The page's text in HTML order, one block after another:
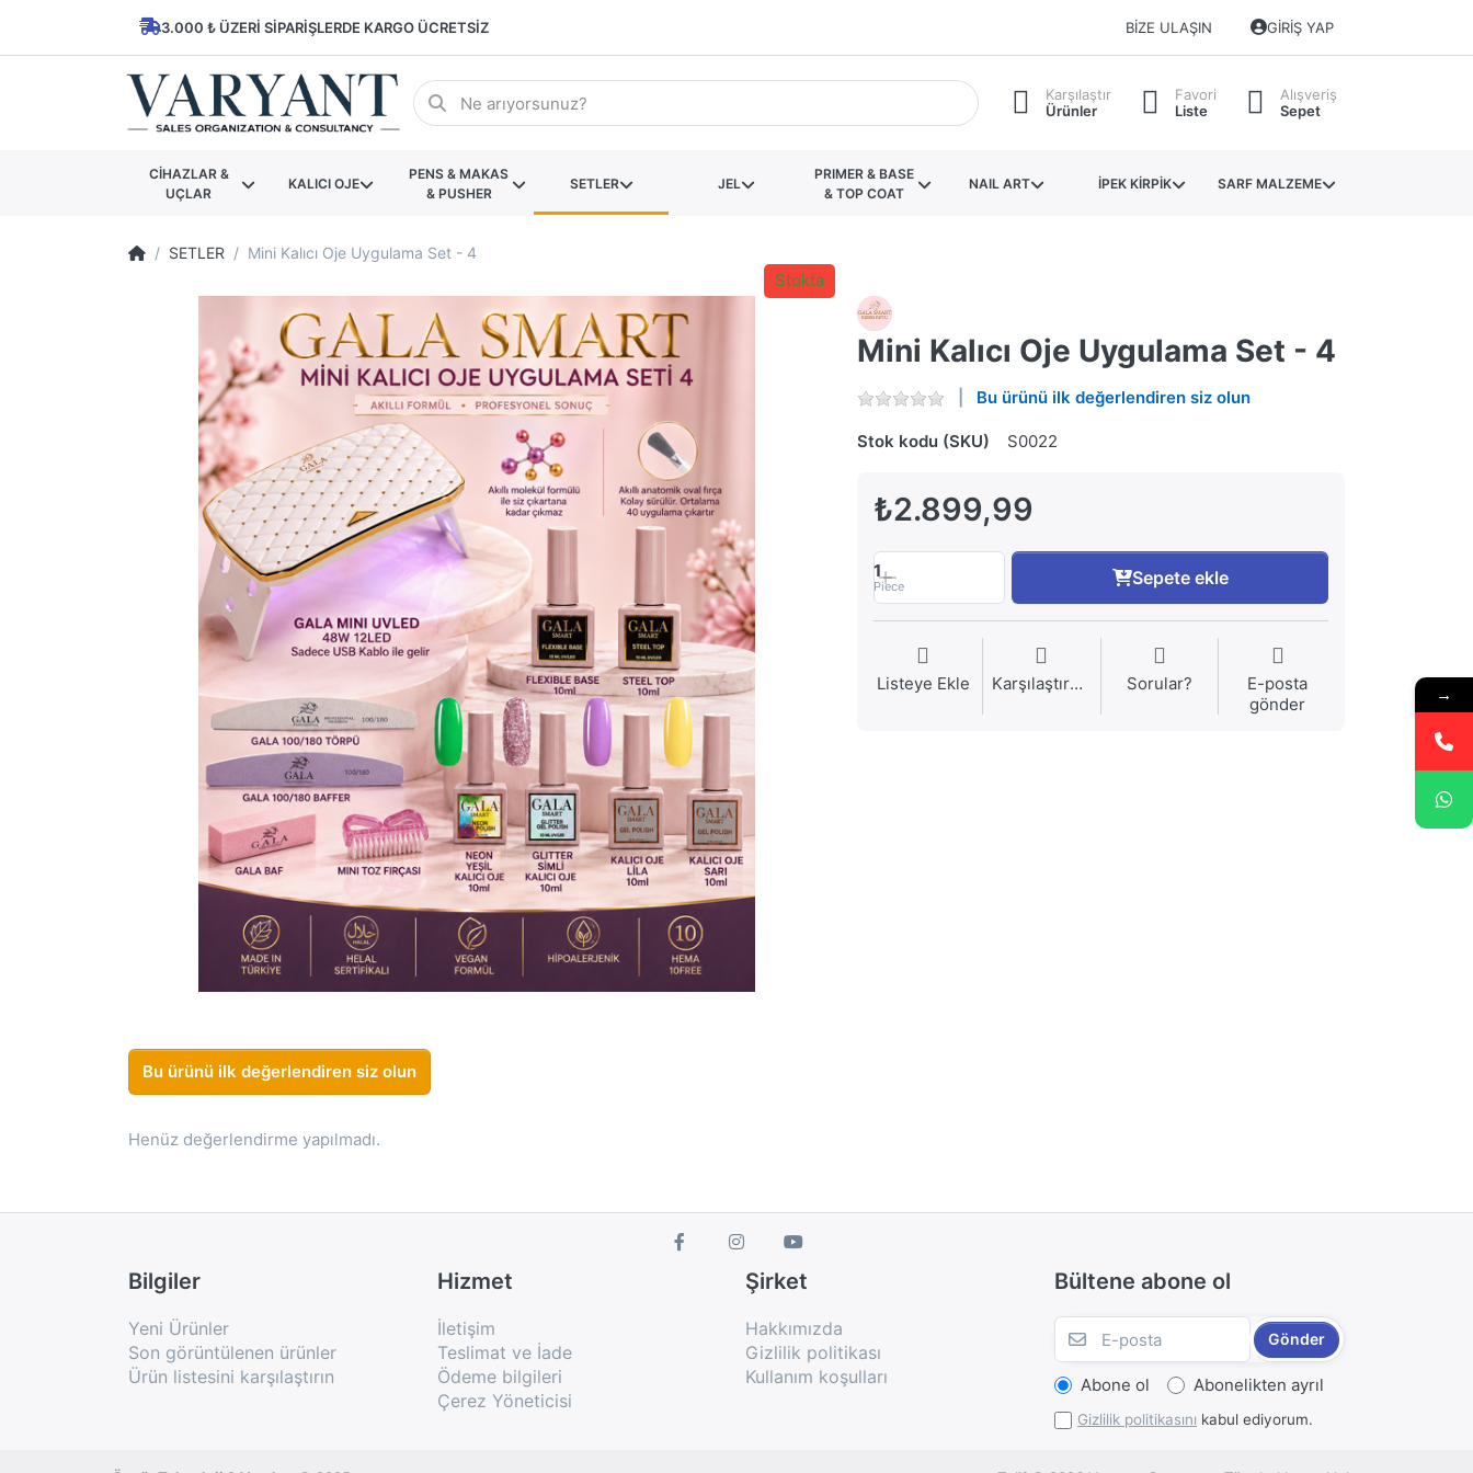
3.000 ₺ ÜZERI SIPARIŞLERDE KARGO ÜCRETSIZ BIZE ULAŞIN GIRIŞ YAP
Karşılaştır
Ürünler
Favori
Liste
Alışveriş
Sepet
CİHAZLAR &
UÇLAR
KALICI OJE
PENS & MAKAS
& PUSHER
SETLER JEL
PRIMER & BASE
& TOP COAT
NAIL ART İPEK KİRPİK SARF MALZEME
SETLER Mini Kalıcı Oje Uygulama Set - 4
Mini Kalıcı Oje Uygulama Set - 4
Bu ürünü ilk değerlendiren siz olun
Stok kodu (SKU) S0022
₺2.899,99
Stokta
1
Piece Sepete ekle
Listeye Ekle Karşılaştırma Sorular?
E-posta
gönder
Bu ürünü ilk değerlendiren siz olun
Henüz değerlendirme yapılmadı.
Bilgiler
Yeni Ürünler
Son görüntülenen ürünler
Ürün listesini karşılaştırın
Hizmet
İletişim
Teslimat ve İade
Ödeme bilgileri
Çerez Yöneticisi
Şirket
Hakkımızda
Gizlilik politikası
Kullanım koşulları
Bültene abone ol
Gönder
Abone ol Abonelikten ayrıl
Gizlilik politikasını kabul ediyorum.
→